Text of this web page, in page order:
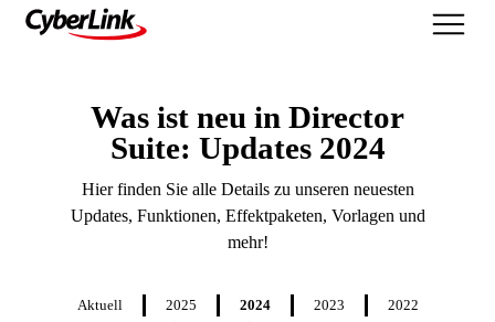
Was ist neu in Director
Suite: Updates 2024
Hier finden Sie alle Details zu unseren neuesten
Updates, Funktionen, Effektpaketen, Vorlagen und
mehr!
Aktuell 2025 2024 2023
2022